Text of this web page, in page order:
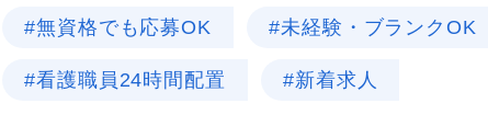
#無資格でも応募OK #未経験・ブランクOK
#看護職員24時間配置 #新着求人